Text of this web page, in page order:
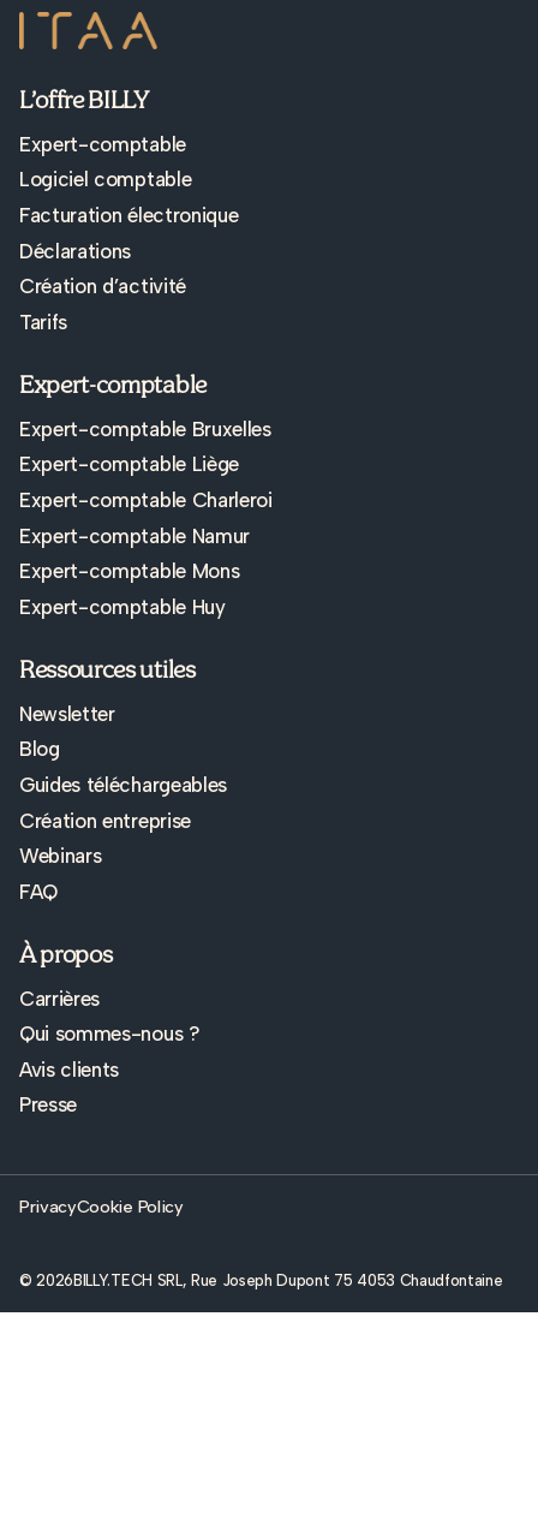
L’offre BILLY
Expert-comptable
Logiciel comptable
Facturation électronique
Déclarations
Création d’activité
Tarifs
Expert-comptable
Expert-comptable Bruxelles
Expert-comptable Liège
Expert-comptable Charleroi
Expert-comptable Namur
Expert-comptable Mons
Expert-comptable Huy
Ressources utiles
Newsletter
Blog
Guides téléchargeables
Création entreprise
Webinars
FAQ
À propos
Carrières
Qui sommes-nous ?
Avis clients
Presse
© 2026 BILLY.TECH SRL, Rue Joseph Dupont 75 4053 Chaudfontaine
PrivacyCookie Policy